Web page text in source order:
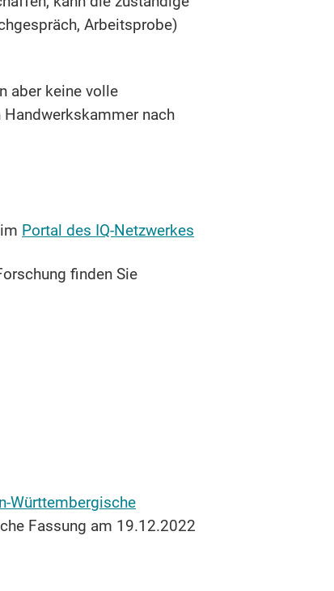
Arbeitsprobe)
aber keine volle
nach
Portal des IQ-Netzwerkes
finden Sie
Württembergische
Fassung am 19.12.2022